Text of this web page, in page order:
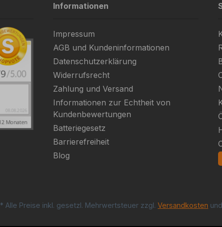
Informationen
Impressum
AGB und Kundeninformationen
Datenschutzerklärung
Widerrufsrecht
Zahlung und Versand
Informationen zur Echtheit von
Kundenbewertungen
Batteriegesetz
Barrierefreiheit
Blog
* Alle Preise inkl. gesetzl. Mehrwertsteuer zzgl. Versandkosten